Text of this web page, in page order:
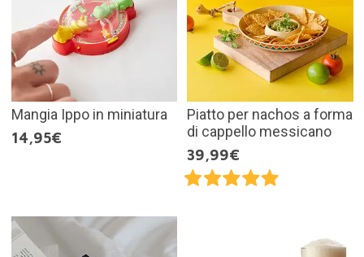
Mangia Ippo in miniatura
14,95€
Piatto per nachos a forma
di cappello messicano
39,99€